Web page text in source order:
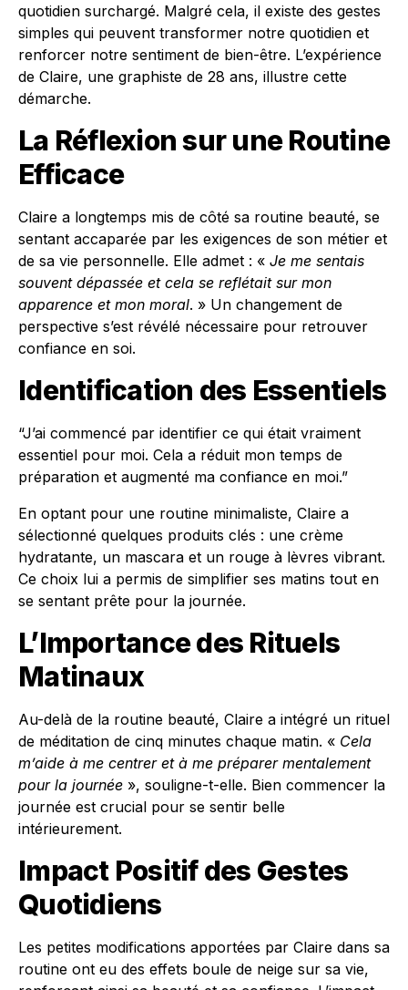
quotidien surchargé. Malgré cela, il existe des gestes
simples qui peuvent transformer notre quotidien et
renforcer notre sentiment de bien-être. L’expérience
de Claire, une graphiste de 28 ans, illustre cette
démarche.
La Réflexion sur une Routine
Efficace
Claire a longtemps mis de côté sa routine beauté, se
sentant accaparée par les exigences de son métier et
de sa vie personnelle. Elle admet : « Je me sentais
souvent dépassée et cela se reflétait sur mon
apparence et mon moral. » Un changement de
perspective s’est révélé nécessaire pour retrouver
confiance en soi.
Identification des Essentiels
“J’ai commencé par identifier ce qui était vraiment
essentiel pour moi. Cela a réduit mon temps de
préparation et augmenté ma confiance en moi.”
En optant pour une routine minimaliste, Claire a
sélectionné quelques produits clés : une crème
hydratante, un mascara et un rouge à lèvres vibrant.
Ce choix lui a permis de simplifier ses matins tout en
se sentant prête pour la journée.
L’Importance des Rituels
Matinaux
Au-delà de la routine beauté, Claire a intégré un rituel
de méditation de cinq minutes chaque matin. « Cela
m’aide à me centrer et à me préparer mentalement
pour la journée », souligne-t-elle. Bien commencer la
journée est crucial pour se sentir belle
intérieurement.
Impact Positif des Gestes
Quotidiens
Les petites modifications apportées par Claire dans sa
routine ont eu des effets boule de neige sur sa vie,